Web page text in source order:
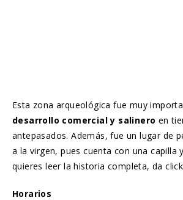
Esta zona arqueológica fue muy
desarrollo comercial y salinero en
antepasados. Además, fue un lugar de
a la virgen, pues cuenta con una capilla
quieres leer la historia completa, da click
Horarios